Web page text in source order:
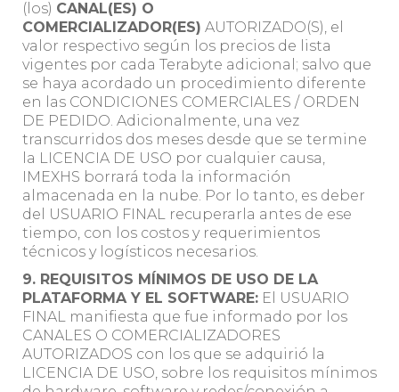
(los) CANAL(ES) O
COMERCIALIZADOR(ES) AUTORIZADO(S), el
valor respectivo según los precios de lista
vigentes por cada Terabyte adicional; salvo que
se haya acordado un procedimiento diferente
en las CONDICIONES COMERCIALES / ORDEN
DE PEDIDO. Adicionalmente, una vez
transcurridos dos meses desde que se termine
la LICENCIA DE USO por cualquier causa,
IMEXHS borrará toda la información
almacenada en la nube. Por lo tanto, es deber
del USUARIO FINAL recuperarla antes de ese
tiempo, con los costos y requerimientos
técnicos y logísticos necesarios.
9. REQUISITOS MÍNIMOS DE USO DE LA
PLATAFORMA Y EL SOFTWARE: El USUARIO
FINAL manifiesta que fue informado por los
CANALES O COMERCIALIZADORES
AUTORIZADOS con los que se adquirió la
LICENCIA DE USO, sobre los requisitos mínimos